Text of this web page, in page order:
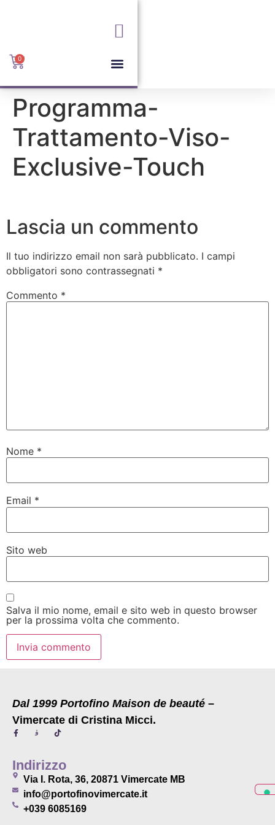
Vimercate MB
0
Programma-
Trattamento-Viso-
Exclusive-Touch
Lascia un commento
Il tuo indirizzo email non sarà pubblicato. I campi
obbligatori sono contrassegnati *
Commento *
Nome *
Email *
Sito web
Salva il mio nome, email e sito web in questo browser
per la prossima volta che commento.
Dal 1999 Portofino Maison de beauté –
Vimercate di Cristina Micci.
Indirizzo
Via I. Rota, 36, 20871 Vimercate MB
info@portofinovimercate.it
+039 6085169